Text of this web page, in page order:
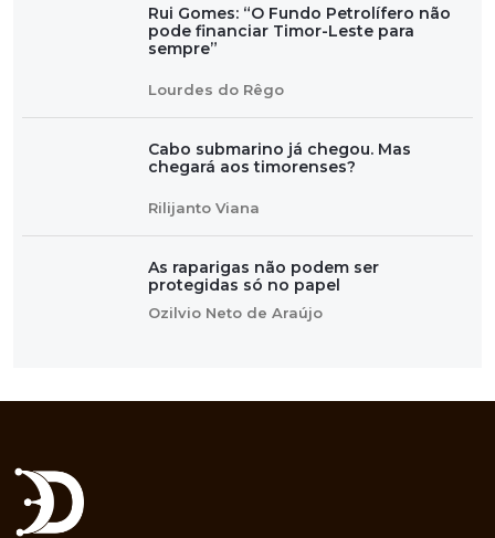
Rui Gomes: “O Fundo Petrolífero não
pode financiar Timor-Leste para
sempre”
Lourdes do Rêgo
Cabo submarino já chegou. Mas
chegará aos timorenses?
Rilijanto Viana
As raparigas não podem ser
protegidas só no papel
Ozilvio Neto de Araújo